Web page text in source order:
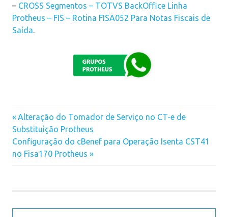
– CROSS Segmentos – TOTVS BackOffice Linha
Protheus – FIS – Rotina FISA052 Para Notas Fiscais de
Saída
Navegação
de
Post
Previous
Post:
Alteração do Tomador de Serviço no CT-e de
Substituição Protheus
Next
Post:
Configuração do cBenef para Operação Isenta CST41
no Fisa170 Protheus